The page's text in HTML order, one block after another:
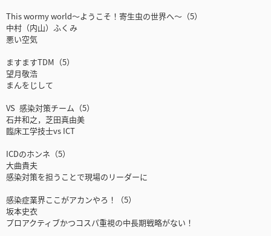
This wormy world〜ようこそ！寄生虫の世界へ〜（5）
中村（内山）ふくみ
悪い空気
ますますTDM（5）
望月敬浩
まんをじして
VS 感染対策チーム（5）
石井和之，芝田真由美
臨床工学技士vs ICT
ICDのホンネ（5）
大曲貴夫
感染対策を担うことで現場のリーダーに
感染症業界ここがアカンやろ！（5）
坂本史衣
プロアクティブかつコスパ重視の中長期戦略がない！